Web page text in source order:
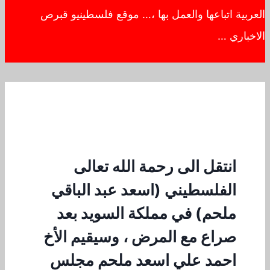
العربية اتباعها والعمل بها ،… موقع فلسطينيو قبرص
الاخباري …
انتقل الى رحمة الله تعالى
الفلسطيني (اسعد عبد الباقي
ملحم) في مملكة السويد بعد
صراع مع المرض ، وسيقيم الأخ
احمد علي اسعد ملحم مجلس